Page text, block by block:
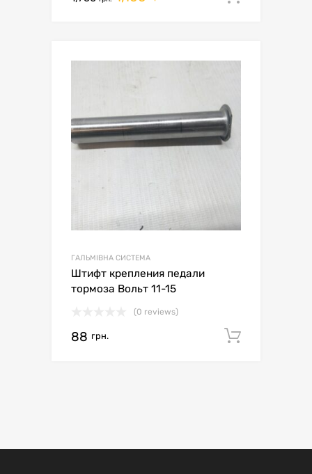
ГАЛЬМІВНА СИСТЕМА
Штифт крепления педали
тормоза Вольт 11-15
(0 reviews)
88 грн.